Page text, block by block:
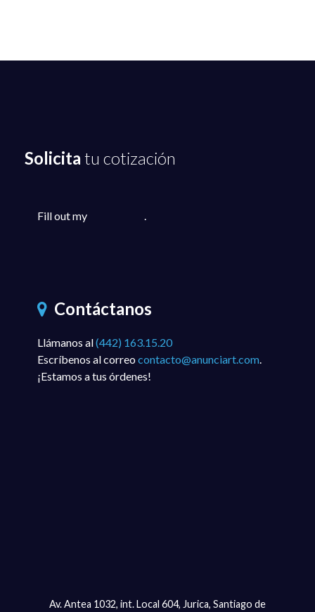
Solicita tu cotización
Fill out my .
Contáctanos
Llámanos al(442) 163.15.20
Escríbenos al correo contacto@anunciart.com.
¡Estamos a tus órdenes!
Av. Antea 1032, int. Local 604, Jurica, Santiago de